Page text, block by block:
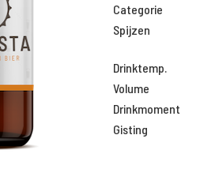
Categorie
Spijzen
Drinktemp.
Volume
Drinkmoment
Gisting